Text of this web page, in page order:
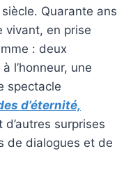
siècle. Quarante ans
vivant, en prise
: deux
l’honneur, une
spectacle
d’éternité,
d’autres surprises
de dialogues et de